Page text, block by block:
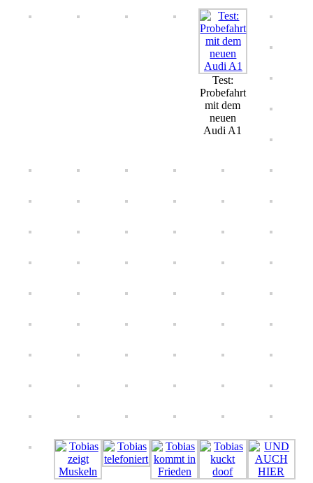
Test:
Probefahrt
mit dem
neuen
Audi A1